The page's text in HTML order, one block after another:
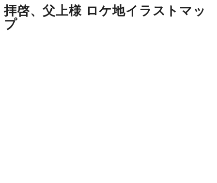
拝啓、父上様 ロケ地イラストマッ
プ